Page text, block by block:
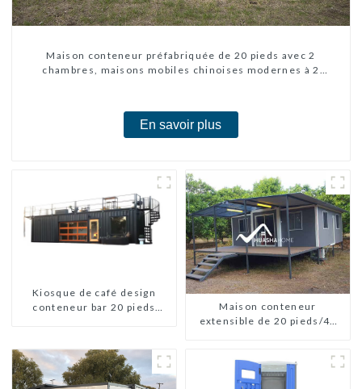
Maison conteneur préfabriquée de 20 pieds avec 2
chambres, maisons mobiles chinoises modernes à 2
En savoir plus
Kiosque de café design
conteneur bar 20 pieds
moderne HS hôtel panneau
sandwich
Maison conteneur
extensible de 20 pieds/40